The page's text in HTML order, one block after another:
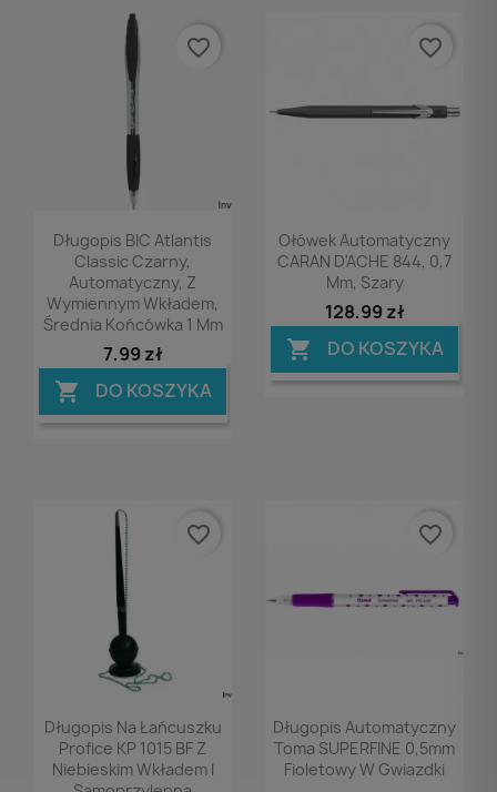
Podgląd
Długopis BIC Atlantis
Classic Czarny,
Automatyczny, Z
Wymiennym Wkładem,
Średnia Końcówka 1 Mm
7,99 zł
 DO KOSZYKA
favorite_border
Podgląd
Ołówek Automatyczny
CARAN D'ACHE 844, 0,7
Mm, Szary
128,99 zł
 DO KOSZYKA
favorite_border
Podgląd
Długopis Na Łańcuszku
Profice KP 1015 BF Z
Niebieskim Wkładem I
favorite_border
 Podgląd
Długopis Automatyczny
Toma SUPERFINE 0,5mm
Fioletowy W Gwiazdki
favorite_border